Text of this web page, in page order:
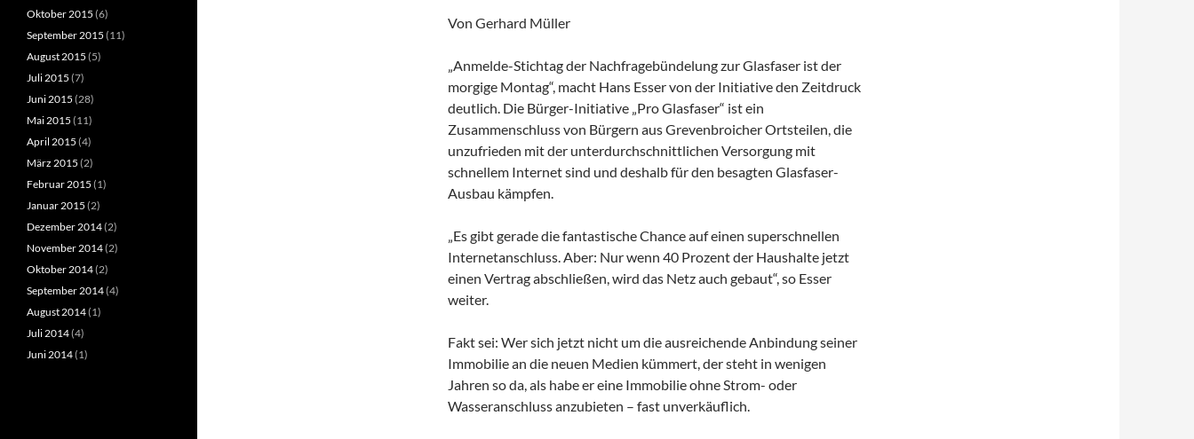
Von Gerhard Müller
„Anmelde-Stichtag der Nachfragebündelung zur Glasfaser ist der
morgige Montag“, macht Hans Esser von der Initiative den Zeitdruck
deutlich. Die Bürger-Initiative „Pro Glasfaser“ ist ein
Zusammenschluss von Bürgern aus Grevenbroicher Ortsteilen, die
unzufrieden mit der unterdurchschnittlichen Versorgung mit
schnellem Internet sind und deshalb für den besagten Glasfaser-
Ausbau kämpfen.
„Es gibt gerade die fantastische Chance auf einen superschnellen
Internetanschluss. Aber: Nur wenn 40 Prozent der Haushalte jetzt
einen Vertrag abschließen, wird das Netz auch gebaut“, so Esser
weiter.
Fakt sei: Wer sich jetzt nicht um die ausreichende Anbindung seiner
Immobilie an die neuen Medien kümmert, der steht in wenigen
Jahren so da, als habe er eine Immobilie ohne Strom- oder
Wasseranschluss anzubieten – fast unverkäuflich.
Oktober 2015 (6)
September 2015 (11)
August 2015 (5)
Juli 2015 (7)
Juni 2015 (28)
Mai 2015 (11)
April 2015 (4)
März 2015 (2)
Februar 2015 (1)
Januar 2015 (2)
Dezember 2014(2)
November 2014(2)
Oktober 2014(2)
September 2014(4)
August 2014(1)
Juli 2014(4)
Juni 2014(1)